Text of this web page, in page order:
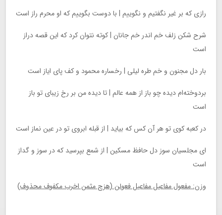
رازی که بر غیر نگفتیم و نگوییم | با دوست بگوییم که او محرم راز است
شرح شکن زلف خم اندر خم جانان | کوته نتوان کرد که این قصه دراز
است
بار دل مجنون و خم طره لیلی | رخساره محمود و کف پای ایاز است
بردوخته‌ام دیده چو باز از همه عالم | تا دیده من بر رخ زیبای تو باز
است
در کعبه کوی تو هر آن کس که بیاید | از قبله ابروی تو در عین نماز است
ای مجلسیان سوز دل حافظ مسکین | از شمع بپرسید که در سوز و گداز
است
وزن: مفعول مفاعیل مفاعیل فعولن (هزج مثمن اخرب مکفوف محذوف)